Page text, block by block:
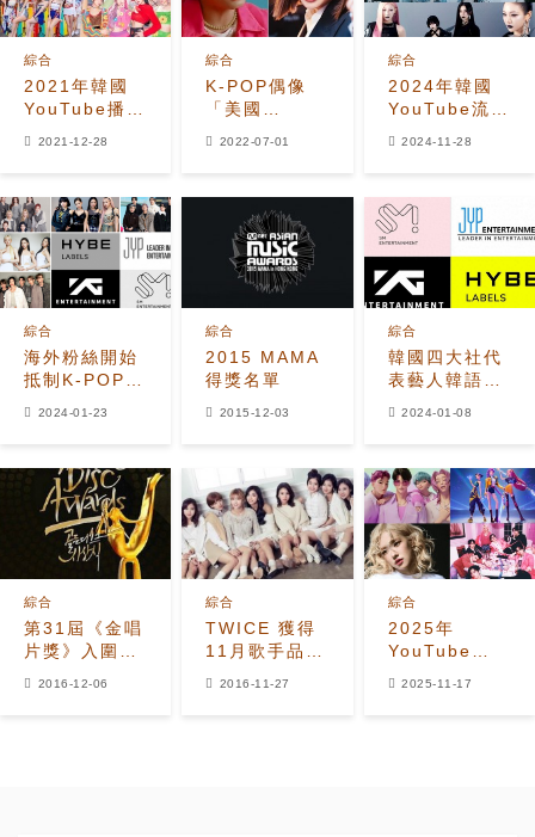
2021年韓國
YouTube播放
BTS之後，漂
亮進入第二位
的女藝人是？
綜合
2021-12-28
K-POP偶像
「美國
半年）:第一位
田柾國、Lisa
綜合
2022-07-01
2024年韓國
YouTube流媒
綜合
2024-11-28
海外粉絲開始
抵制K-POP四
綜合
2024-01-23
2015 MAMA
得獎名單
綜合
2015-12-03
韓國四大社代
表藝人韓語歌
可憐！
綜合
2024-01-08
第31屆《金唱
片獎》入圍名
綜合
2016-12-06
TWICE 獲得
11月歌手品牌
綜合
2016-11-27
2025年
YouTube
綜合
2025-11-17